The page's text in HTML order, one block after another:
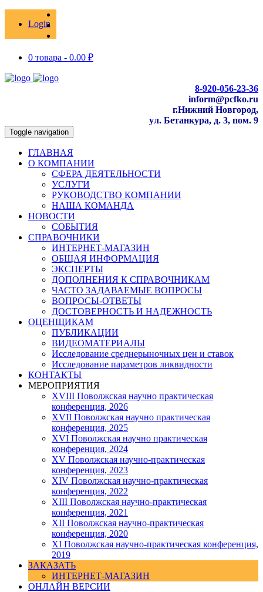
Login
0 товара - 0.00 ₽
8-920-056-23-36
inform@pcfko.ru
г.Нижний Новгород,
ул. Бетанкура, д. 3, пом. 9
Toggle navigation
ГЛАВНАЯ
О КОМПАНИИ
СФЕРА ДЕЯТЕЛЬНОСТИ
УСЛУГИ
РУКОВОДСТВО КОМПАНИИ
НАША КОМАНДА
НОВОСТИ
СОБЫТИЯ
СПРАВОЧНИКИ
ИНТЕРНЕТ-МАГАЗИН
ОБЩАЯ ИНФОРМАЦИЯ
ЭКСПЕРТЫ
ДОПОЛНЕНИЯ К СПРАВОЧНИКАМ
ЧАСТО ЗАДАВАЕМЫЕ ВОПРОСЫ
ВОПРОСЫ-ОТВЕТЫ
ДОСТОВЕРНОСТЬ И НАДЕЖНОСТЬ
ОЦЕНЩИКАМ
ПУБЛИКАЦИИ
ВИДЕОМАТЕРИАЛЫ
Исследование среднерыночных цен и ставок
Исследование параметров ликвидности
КОНТАКТЫ
МЕРОПРИЯТИЯ
XVIII Поволжская научно практическая
конференция, 2026
XVII Поволжская научно практическая
конференция, 2025
XVI Поволжская научно практическая
конференция, 2024
ХV Поволжская научно-практическая
конференция, 2023
ХIV Поволжская научно-практическая
конференция, 2022
ХIII Поволжская научно-практическая
конференция, 2021
ХII Поволжская научно-практическая
конференция, 2020
XI Поволжская научно-практическая конференция,
2019
ЗАКАЗАТЬ
ИНТЕРНЕТ-МАГАЗИН
ОНЛАЙН ВЕРСИИ